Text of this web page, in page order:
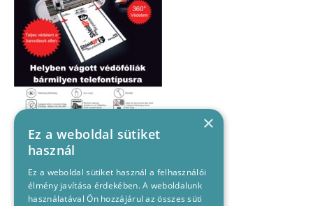
×
Ez a weboldal sütiket
használ
Ez a weboldal sütiket használ a felhasználói
élmény javítása érdekében. A weboldalunk
használatával Ön hozzájárul az összes süti